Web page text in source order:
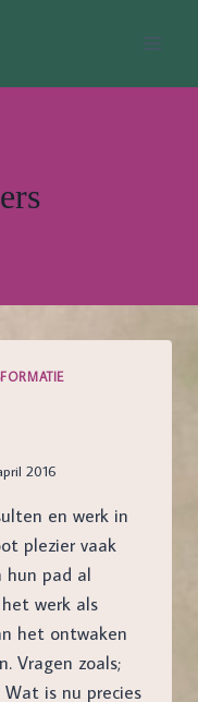
2016
en werk in
plezier vaak
hun pad al
werk als
het ontwaken
Vragen zoals;
is nu precies